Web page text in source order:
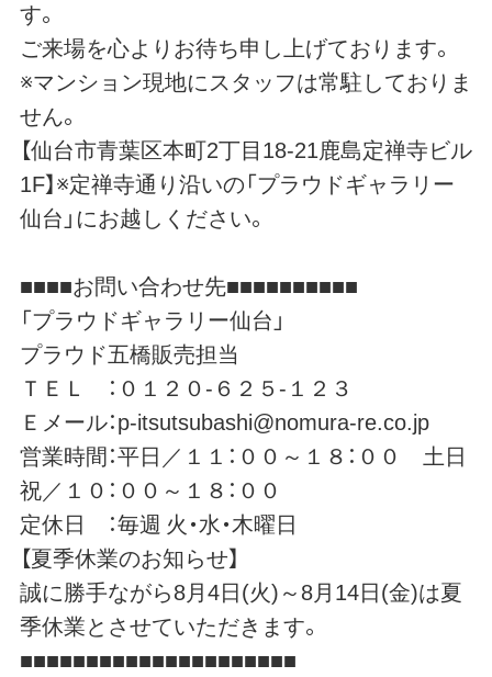
す。
ご来場を心よりお待ち申し上げております。
※マンション現地にスタッフは常駐しておりま
せん。
【仙台市青葉区本町2丁目18-21鹿島定禅寺ビル
1F】※定禅寺通り沿いの「プラウドギャラリー
仙台」にお越しください。
■■■■お問い合わせ先■■■■■■■■■■
「プラウドギャラリー仙台」
プラウド五橋販売担当
ＴＥＬ ：０１２０-６２５-１２３
Ｅメール：p-itsutsubashi@nomura-re.co.jp
営業時間：平日／１１：００～１８：００ 土日
祝／１０：００～１８：００
定休日 ：毎週 火・水・木曜日
【夏季休業のお知らせ】
誠に勝手ながら8月4日(火)～8月14日(金)は夏
季休業とさせていただきます。
■■■■■■■■■■■■■■■■■■■■■